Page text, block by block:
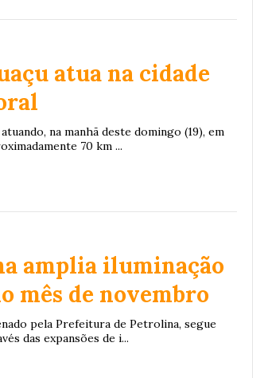
atua na cidade
na manhã deste domingo (19), em
70 km ...
amplia iluminação
mês de novembro
pela Prefeitura de Petrolina, segue
das expansões de i...